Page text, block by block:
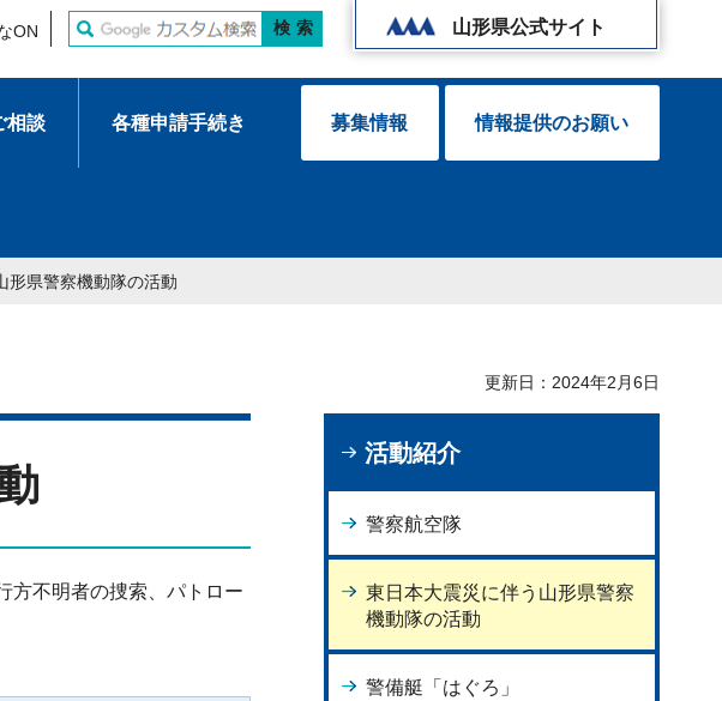
ON 山形県公式サイト
相談 各種申請手続き 募集情報 情報提供のお願い
形県警察機動隊の活動
更新日：2024年2月6日
方不明者の捜索、パトロー
活動紹介
警察航空隊
東日本大震災に伴う山形県警察
機動隊の活動
警備艇「はぐろ」